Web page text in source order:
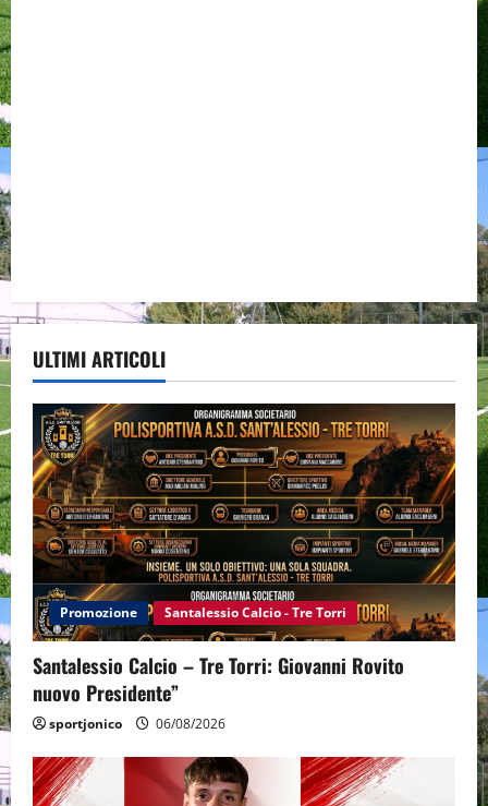
ULTIMI ARTICOLI
Promozione Santalessio Calcio - Tre Torri
Santalessio Calcio – Tre Torri: Giovanni Rovito
nuovo Presidente”
sportjonico 06/08/2026